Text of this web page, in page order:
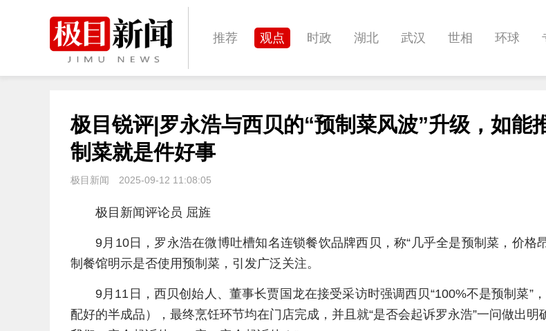
推荐 观点 时政 湖北 武汉 世相 环球
体育 娱乐 影像 帅作文 International 职教院
极目锐评|罗永浩与西贝的“预制菜风波”升级，如能
制菜就是件好事
极目新闻 2025-09-12 11:08:05
极目新闻评论员 屈旌
9月10日，罗永浩在微博吐槽知名连锁餐饮品牌西贝，称“几乎全是预制菜，价格
制餐馆明示是否使用预制菜，引发广泛关注。
9月11日，西贝创始人、董事长贾国龙在接受采访时强调西贝“100%不是预制菜”
配好的半成品），最终烹饪环节均在门店完成，并且就“是否会起诉罗永浩”一问做出明